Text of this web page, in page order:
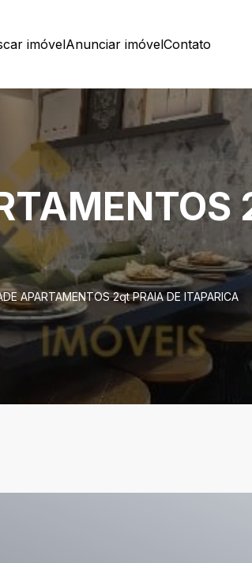
imóvelAnunciar imóvelContato
APARTAMENTOS 2qt PRAIA DE ITAPARICA